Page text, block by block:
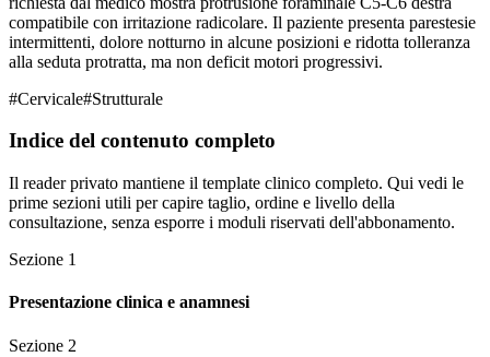
compatibile con irritazione radicolare. Il paziente presenta parestesie
intermittenti, dolore notturno in alcune posizioni e ridotta tolleranza
alla seduta protratta, ma non deficit motori progressivi.
#Cervicale#Strutturale
Indice del contenuto completo
Il reader privato mantiene il template clinico completo. Qui vedi le
prime sezioni utili per capire taglio, ordine e livello della
consultazione, senza esporre i moduli riservati dell'abbonamento.
Sezione 1
Presentazione clinica e anamnesi
Sezione 2